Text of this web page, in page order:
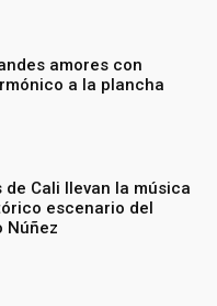
amores con
a la plancha
de Cali llevan la música
escenario del
Núñez